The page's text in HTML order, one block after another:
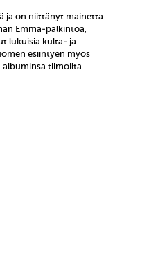
ja on niittänyt mainetta
Emma-palkintoa,
lukuisia kulta- ja
esiintyen myös
albuminsa tiimoilta